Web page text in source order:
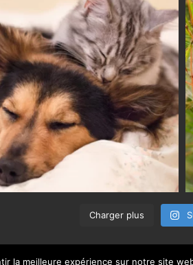
Charger plus
la meilleure expérience sur notre site